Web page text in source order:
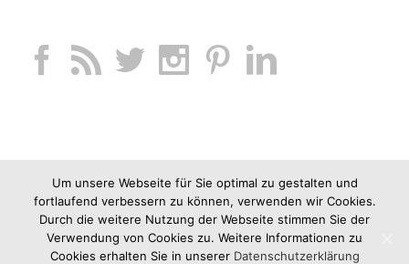
Um unsere Webseite für Sie optimal zu gestalten und
fortlaufend verbessern zu können, verwenden wir Cookies.
Durch die weitere Nutzung der Webseite stimmen Sie der
Verwendung von Cookies zu. Weitere Informationen zu
Cookies erhalten Sie in unserer Datenschutzerklärung